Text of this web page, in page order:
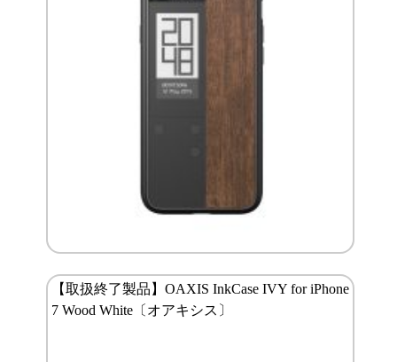
【取扱終了製品】OAXIS InkCase IVY for iPhone
7 Wood White〔オアキシス〕